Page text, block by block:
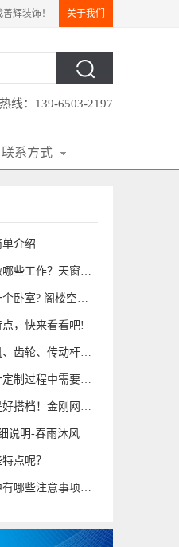
辉装饰！ 关于我们
线：139-6503-2197
联系方式
介绍
合肥屋顶智能天窗日常维护做哪些工作？天窗维修联系方式
怎么才能把阁楼空间打造成一个卧室? 阁楼空间卧室
，快来看看吧!
合肥电动天窗的构造包括电机、齿轮、传动杆、玻璃窗户、控制器等部分
合肥屋顶电动智能天窗在设计定制过程中需要考虑什么?
合肥屋面天窗与金刚网纱窗是好搭档！金刚网纱窗时需要注意什么?
说明-春雨沐风
点呢？
合肥电动平移天窗屋顶使用中有哪些注意事项？分享5点